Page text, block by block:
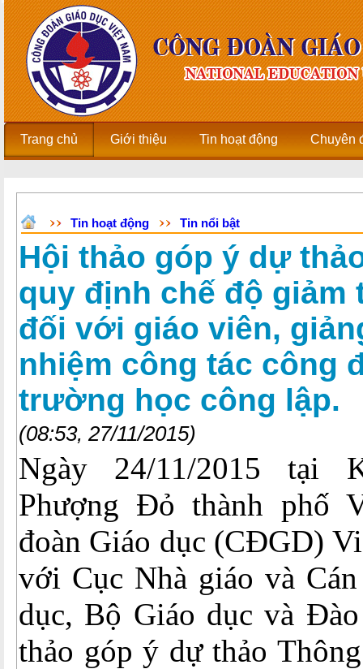
Trang chủ Giới thiệu Tin hoạt động Chuyên
Tin hoạt động Tin nổi bật
Hội thảo góp ý dự
quy định chế độ giảm
đối với giáo viên,
nhiệm công tác công
trường học công lập.
(08:53, 27/11/2015)
Ngày 24/11/2015 tại
Phượng Đỏ thành phố
đoàn Giáo dục (CĐGD)
với Cục Nhà giáo và
dục, Bộ Giáo dục và
thảo góp ý dự thảo